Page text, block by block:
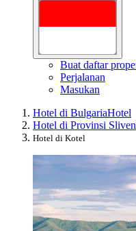
Buat daftar
Perjalanan
Masukan
Hotel di BulgariaHotel
Hotel di Provinsi Sliven
Hotel di Kotel